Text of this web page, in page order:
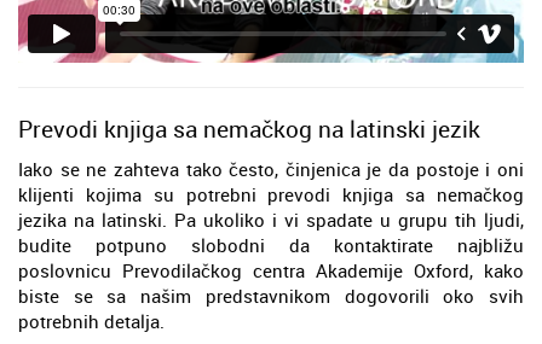
Prevodi knjiga sa nemačkog na latinski jezik
Iako se ne zahteva tako često, činjenica je da postoje i oni
klijenti kojima su potrebni prevodi knjiga sa nemačkog
jezika na latinski. Pa ukoliko i vi spadate u grupu tih ljudi,
budite potpuno slobodni da kontaktirate najbližu
poslovnicu Prevodilačkog centra Akademije Oxford, kako
biste se sa našim predstavnikom dogovorili oko svih
potrebnih detalja.